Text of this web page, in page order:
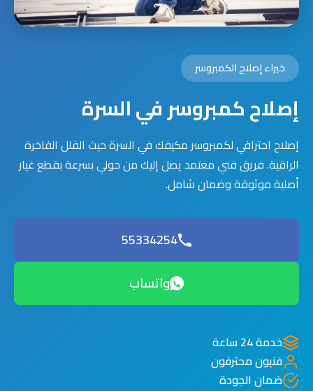
خبراء إصلاح الكمبروسر
إصلاح كمبروسر في السرة
إصلاح احترافي لكمبروسر مكيفك في السرة حيث الفلل الفاخرة
الراقية. فريق فني معتمد يصل إليك من حولي بسرعة بقطع غيار
أصلية موثوقة وضمان شامل.
55334254
واتساب
خدمة 24 ساعة
فنيون محترفون
ضمان الجودة